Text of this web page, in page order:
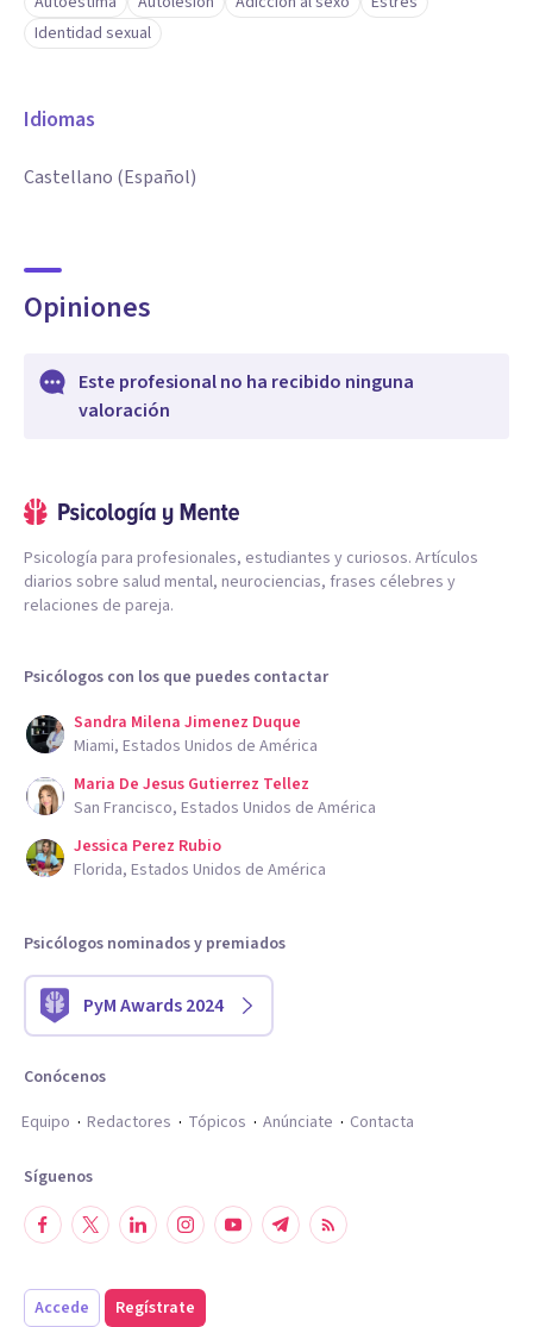
Identidad sexual
Idiomas
Castellano (Español)
Opiniones
Este profesional no ha recibido ninguna
valoración
Psicología para profesionales, estudiantes y curiosos. Artículos
diarios sobre salud mental, neurociencias, frases célebres y
relaciones de pareja.
Psicólogos con los que puedes contactar
Sandra Milena Jimenez Duque
Miami, Estados Unidos de América
Maria De Jesus Gutierrez Tellez
San Francisco, Estados Unidos de América
Jessica Perez Rubio
Florida, Estados Unidos de América
Psicólogos nominados y premiados
PyM Awards 2024
Conócenos
Equipo
Redactores Tópicos Anúnciate Contacta
Síguenos
Accede Regístrate